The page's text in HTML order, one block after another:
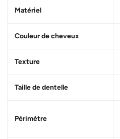
Matériel
Couleur de cheveux
Texture
Taille de dentelle
Périmètre